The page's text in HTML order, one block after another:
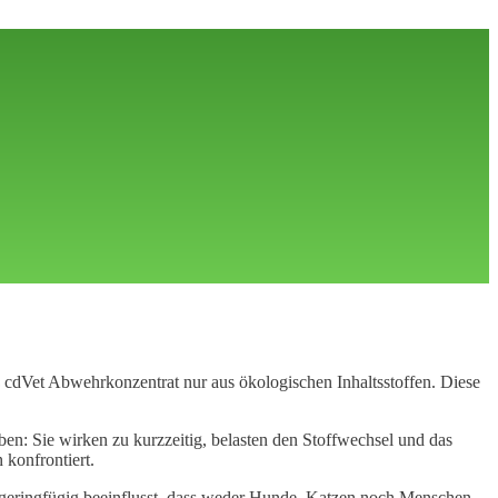
Abwehrkonzentrat nur aus ökologischen Inhaltsstoffen. Diese
Sie wirken zu kurzzeitig, belasten den Stoffwechsel und das
konfrontiert.